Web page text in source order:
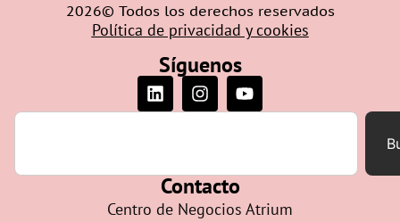
2026© Todos los derechos reservados
Política de privacidad y cookies
Síguenos
Contacto
Centro de Negocios Atrium